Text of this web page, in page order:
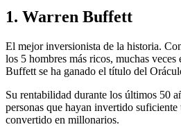
1. Warren Buffett
El mejor inversionista de la historia.
los 5 hombres más ricos, muchas
Buffett se ha ganado el título del
Su rentabilidad durante los últimos 50
personas que hayan invertido
convertido en millonarios.